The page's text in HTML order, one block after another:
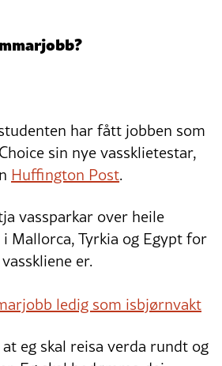
har fått jobben som
sin nye vassklietestar,
Huffington Post.
vassparkar over heile
Mallorca, Tyrkia og Egypt for
er.
ledig som isbjørnvakt
eg skal reisa verda rundt og